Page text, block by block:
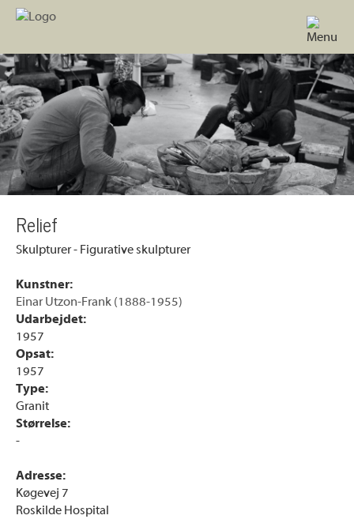
Relief
Skulpturer - Figurative skulpturer
Kunstner:
Einar Utzon-Frank (1888-1955)
Udarbejdet:
1957
Opsat:
1957
Type:
Granit
Størrelse:
-
Adresse:
Køgevej 7
Roskilde Hospital